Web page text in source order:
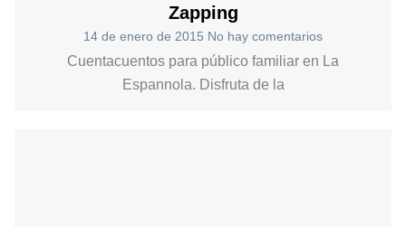
Zapping
14 de enero de 2015 No hay comentarios
Cuentacuentos para público familiar en La
Espannola. Disfruta de la